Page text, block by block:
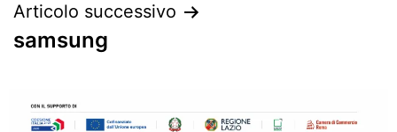
Articolo successivo
samsung